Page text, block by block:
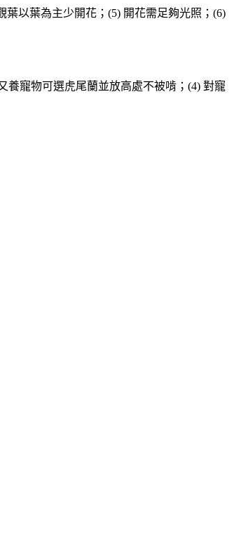
以葉為主少開花；(5) 開花需足夠光照；(6)
養寵物可選虎尾蘭並放高處不被啃；(4) 對寵